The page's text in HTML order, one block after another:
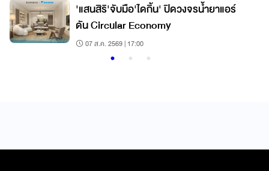
'แสนสิริ'จับมือ'ไดกิ้น' ปิดวงจรน้ำยาแอร์
ดัน Circular Economy
07 ส.ค. 2569 | 17:00